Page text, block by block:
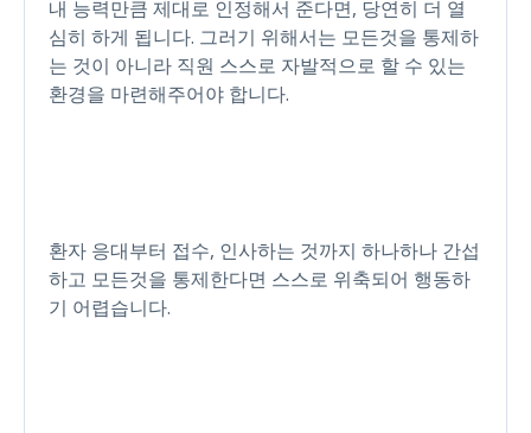
내 능력만큼 제대로 인정해서 준다면, 당연히 더 열
심히 하게 됩니다. 그러기 위해서는 모든것을 통제하
는 것이 아니라 직원 스스로 자발적으로 할 수 있는
환경을 마련해주어야 합니다.
환자 응대부터 접수, 인사하는 것까지 하나하나 간섭
하고 모든것을 통제한다면 스스로 위축되어 행동하
기 어렵습니다.